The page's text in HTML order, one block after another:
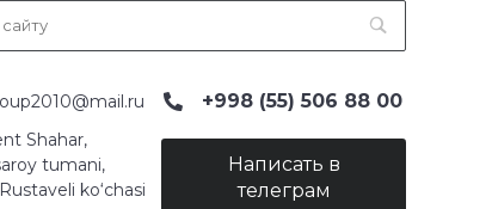
+998 (55) 506 88 00
Shahar,
tumani,
ko‘chasi
Написать в
телеграм